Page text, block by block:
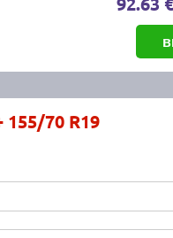
155/70 R19